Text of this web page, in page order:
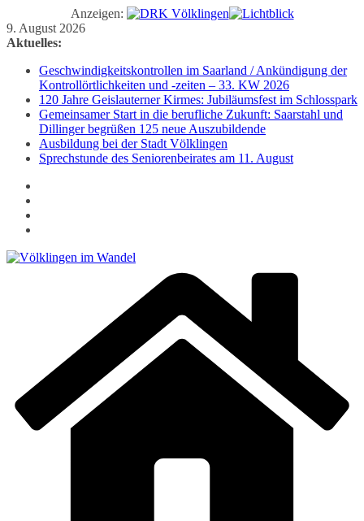
Anzeigen:
Zum
Inhalt
9. August 2026
Aktuelles:
Geschwindigkeitskontrollen im Saarland / Ankündigung der
Kontrollörtlichkeiten und -zeiten – 33. KW 2026
120 Jahre Geislauterner Kirmes: Jubiläumsfest im Schlosspark
Gemeinsamer Start in die berufliche Zukunft: Saarstahl und
Dillinger begrüßen 125 neue Auszubildende
Ausbildung bei der Stadt Völklingen
Sprechstunde des Seniorenbeirates am 11. August